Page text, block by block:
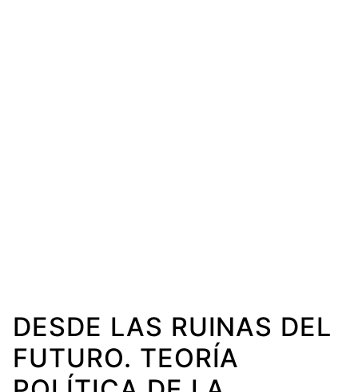
DESDE LAS RUINAS DEL
FUTURO. TEORÍA